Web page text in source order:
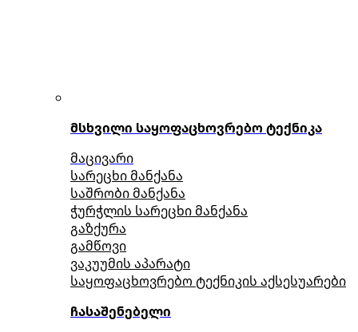
მსხვილი საყოფაცხოვრებო ტექნიკა
მაცივარი
სარეცხი მანქანა
საშრობი მანქანა
ჭურჭლის სარეცხი მანქანა
გაზქურა
გამწოვი
ვაკუუმის აპარატი
საყოფაცხოვრებო ტექნიკის აქსესუარები
ჩასაშენებელი